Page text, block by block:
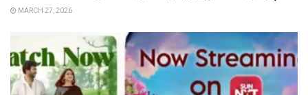
MARCH 27, 2026